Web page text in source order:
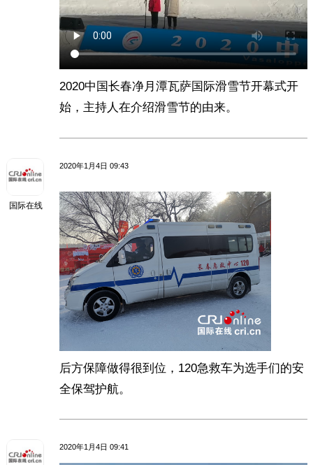
2020中国长春净月潭瓦萨国际滑雪节开幕式开
始，主持人在介绍滑雪节的由来。
国际在线
2020年1月4日 09:43
后方保障做得很到位，120急救车为选手们的安
全保驾护航。
2020年1月4日 09:41